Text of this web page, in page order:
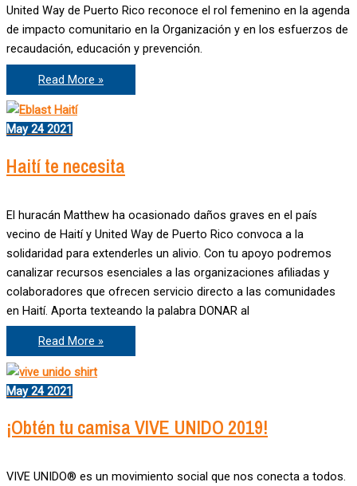
United Way de Puerto Rico reconoce el rol femenino en la agenda
de impacto comunitario en la Organización y en los esfuerzos de
recaudación, educación y prevención.
Conoce
y
únete
a
Women
United
Read More »
May 24 2021
Haití te necesita
El huracán Matthew ha ocasionado daños graves en el país
vecino de Haití y United Way de Puerto Rico convoca a la
solidaridad para extenderles un alivio. Con tu apoyo podremos
canalizar recursos esenciales a las organizaciones afiliadas y
colaboradores que ofrecen servicio directo a las comunidades
en Haití. Aporta texteando la palabra DONAR al
Haití
te
necesita
Read More »
May 24 2021
¡Obtén tu camisa VIVE UNIDO 2019!
VIVE UNIDO® es un movimiento social que nos conecta a todos.